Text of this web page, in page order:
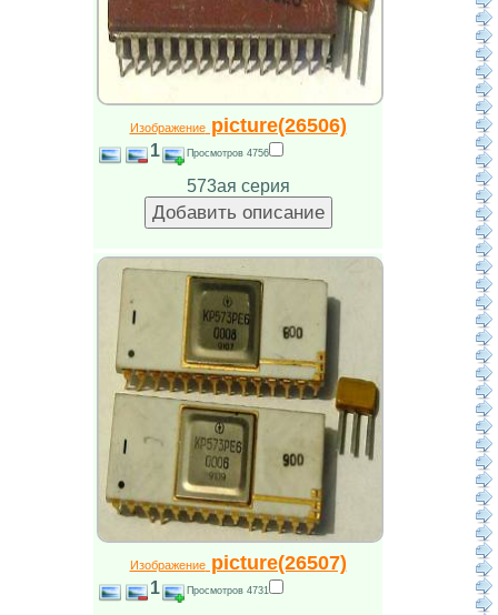
Изображениеpicture(26506)
1 Просмотров 4756
573ая серия
Изображениеpicture(26507)
1 Просмотров 4731